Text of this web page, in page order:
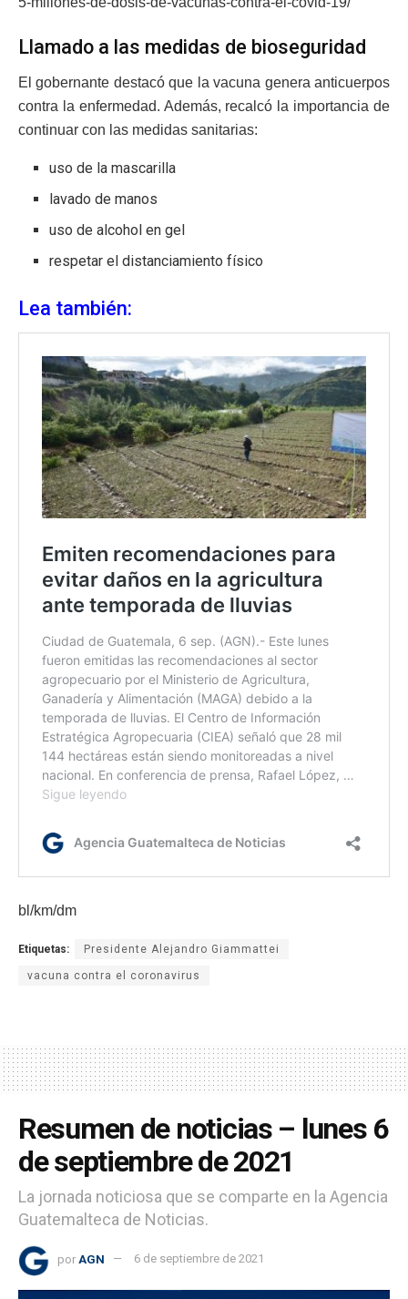
Llamado a las medidas de bioseguridad
El gobernante destacó que la vacuna genera anticuerpos
contra la enfermedad. Además, recalcó la importancia de
continuar con las medidas sanitarias:
uso de la mascarilla
lavado de manos
uso de alcohol en gel
respetar el distanciamiento físico
Lea también:
bl/km/dm
Etiquetas: Presidente Alejandro Giammattei
vacuna contra el coronavirus
Resumen de noticias – lunes 6
de septiembre de 2021
La jornada noticiosa que se comparte en la Agencia
Guatemalteca de Noticias.
por AGN 6 de septiembre de 2021